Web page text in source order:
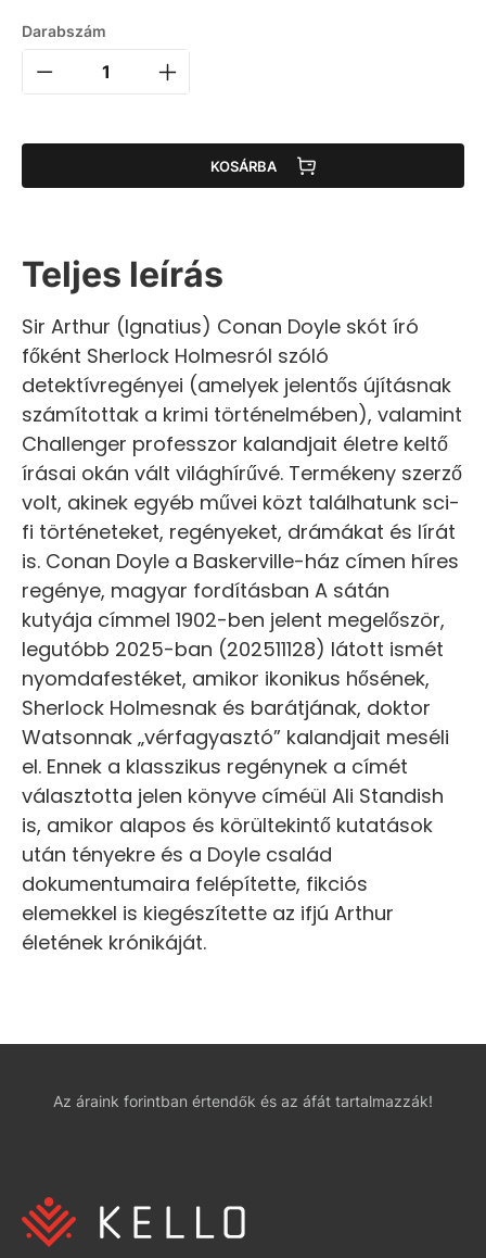
Darabszám
KOSÁRBA
Teljes leírás
Sir Arthur (Ignatius) Conan Doyle skót író
főként Sherlock Holmesról szóló
detektívregényei (amelyek jelentős újításnak
számítottak a krimi történelmében), valamint
Challenger professzor kalandjait életre keltő
írásai okán vált világhírűvé. Termékeny szerző
volt, akinek egyéb művei közt találhatunk sci-
fi történeteket, regényeket, drámákat és lírát
is. Conan Doyle a Baskerville-ház címen híres
regénye, magyar fordításban A sátán
kutyája címmel 1902-ben jelent megelőször,
legutóbb 2025-ban (202511128) látott ismét
nyomdafestéket, amikor ikonikus hősének,
Sherlock Holmesnak és barátjának, doktor
Watsonnak „vérfagyasztó” kalandjait meséli
el. Ennek a klasszikus regénynek a címét
választotta jelen könyve címéül Ali Standish
is, amikor alapos és körültekintő kutatások
után tényekre és a Doyle család
dokumentumaira felépítette, fikciós
elemekkel is kiegészítette az ifjú Arthur
életének krónikáját.
Az áraink forintban értendők és az áfát tartalmazzák!